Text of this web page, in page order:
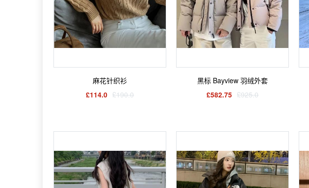
麻花针织衫
£114.0 £190.0
黑标 Bayview 羽绒外套
£582.75 £925.0